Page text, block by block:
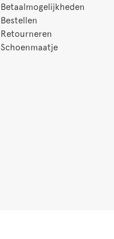
Betaalmogelijkheden
Bestellen
Retourneren
Schoenmaatje